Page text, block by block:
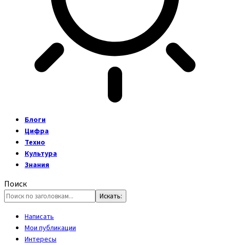
Блоги
Цифра
Техно
Культура
Знания
Поиск
Написать
Мои публикации
Интересы